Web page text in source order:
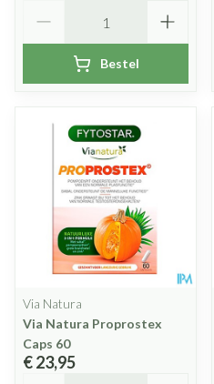
Bestel
Via Natura
Via Natura Proprostex
Caps 60
€ 23,95